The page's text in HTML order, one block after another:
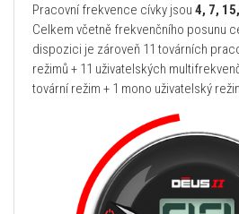
Pracovní frekvence cívky jsou 4, 7,
Celkem včetně frekvenčního posunu
dispozici je zároveň 11 továrních
režimů + 11 uživatelských
tovární režim + 1 mono uživatelský